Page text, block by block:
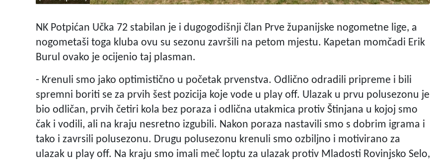
NK Potpićan Učka 72 stabilan je i dugogodišnji član Prve županijske nogometne lige, a
nogometaši toga kluba ovu su sezonu završili na petom mjestu. Kapetan momčadi Erik
Burul ovako je ocijenio taj plasman.
- Krenuli smo jako optimistično u početak prvenstva. Odlično odradili pripreme i bili
spremni boriti se za prvih šest pozicija koje vode u play off. Ulazak u prvu polusezonu je
bio odličan, prvih četiri kola bez poraza i odlična utakmica protiv Štinjana u kojoj smo
čak i vodili, ali na kraju nesretno izgubili. Nakon poraza nastavili smo s dobrim igrama i
tako i zavrsili polusezonu. Drugu polusezonu krenuli smo ozbiljno i motivirano za
ulazak u play off. Na kraju smo imali meč loptu za ulazak protiv Mladosti Rovinjsko Selo,